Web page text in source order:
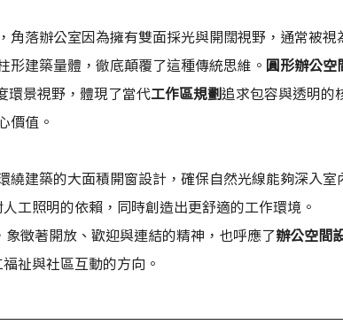
角落辦公室因為擁有雙面採光與開闊視野，通常被視
建築量體，徹底顛覆了這種傳統思維。 圓形辦公空
環景視野，體現了當代工作區規劃追求包容與透明的
價值。
繞建築的大面積開窗設計，確保自然光線能夠深入室
工照明的依賴，同時創造出更舒適的工作環境。
徵著開放、歡迎與連結的精神，也呼應了辦公空間
祉與社區互動的方向。